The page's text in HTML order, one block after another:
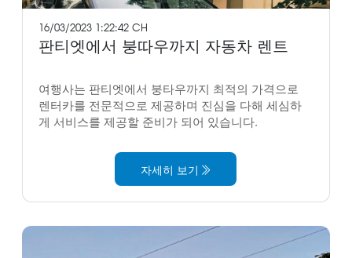
16/03/2023 1:22:42 CH
판티엣에서 붕따우까지 자동차 렌트
여행사는 판티엣에서 붕타우까지 최적의 가격으로
렌터카를 전문적으로 제공하며 진심을 다해 세심하
게 서비스를 제공할 준비가 되어 있습니다.
자세히 보기